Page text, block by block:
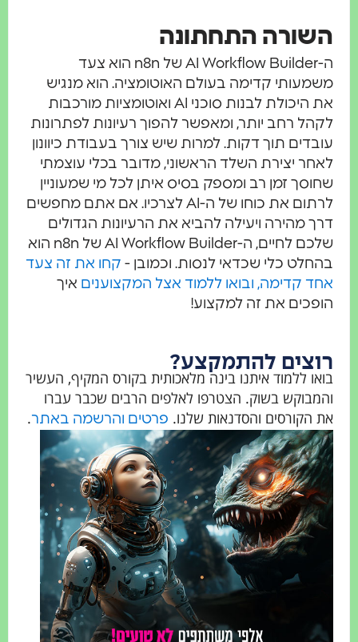
התחתונה
ה-AI Workflow Builder של n8n הוא צעד
קדימה בעולם האוטומציה. הוא מנגיש
את היכולת לבנות סוכני AI ואוטומציות מורכבות
רחב יותר, ומאפשר להפוך רעיונות לפתרונות
תוך דקות. למרות שיש צורך בעבודת כיוונון
יצירת השלד הראשוני, מדובר בכלי עוצמתי
זמן רב ומספק בסיס איתן לכל מי שמעוניין
לרתום את כוחו של ה-AI לצרכיו. אם אתם מחפשים
מהירה ויעילה להביא את הרעיונות הגדולים
שלכם לחיים, ה-AI Workflow Builder של n8n הוא
כלי שכדאי לנסות. וכמובן -קחו את זה צעד
קדימה, ובואו ללמוד אצל המקצועניםאיך
את זה למקצוע!
להתמקצע?
ללמוד איתנו בינה מלאכותית בקורס המקיף, העשיר
בשוק. הצטרפו לאלפים הרבים שכבר עברו
והסדנאות שלנו. פרטים והרשמה באתר .